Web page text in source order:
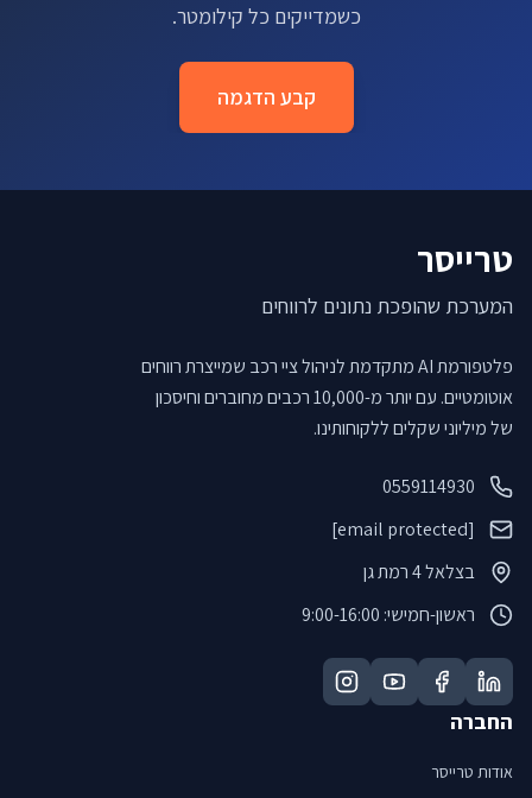
כשמדייקים כל קילומטר.
קבע הדגמה
טרייסר
המערכת שהופכת נתונים לרווחים
פלטפורמת AI מתקדמת לניהול ציי רכב שמייצרת רווחים
אוטומטיים. עם יותר מ-10,000 רכבים מחוברים וחיסכון
של מיליוני שקלים ללקוחותינו.
0559114930
[email protected]
בצלאל 4 רמת גן
ראשון-חמישי: 9:00-16:00
החברה
אודות טרייסר